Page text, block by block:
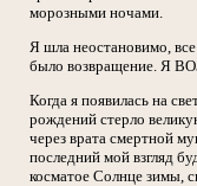
морозными ночами.
Я шла неостановимо,
было возвращение. Я
Когда я появилась на
рождений стерло
через врата смертной
последний мой взгляд
косматое Солнце зимы,